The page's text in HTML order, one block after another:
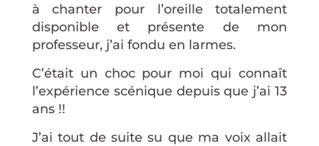
à chanter pour l’oreille totalement
disponible et présente de mon
professeur, j’ai fondu en larmes.
C’était un choc pour moi qui connaît
l’expérience scénique depuis que j’ai 13
ans !!
J’ai tout de suite su que ma voix allait